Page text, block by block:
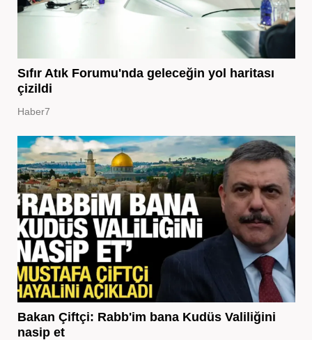
Sıfır Atık Forumu'nda geleceğin yol haritası
çizildi
Haber7
Bakan Çiftçi: Rabb'im bana Kudüs Valiliğini
nasip et